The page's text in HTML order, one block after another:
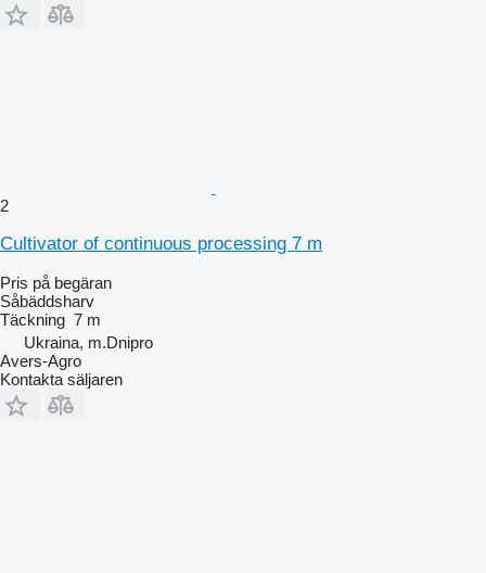
2
Cultivator of continuous processing 7 m
Pris på begäran
Såbäddsharv
Täckning 7 m
Ukraina, m.Dnipro
Avers-Agro
Kontakta säljaren